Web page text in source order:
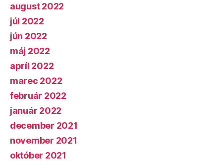
august 2022
júl 2022
jún 2022
máj 2022
apríl 2022
marec 2022
február 2022
január 2022
december 2021
november 2021
október 2021